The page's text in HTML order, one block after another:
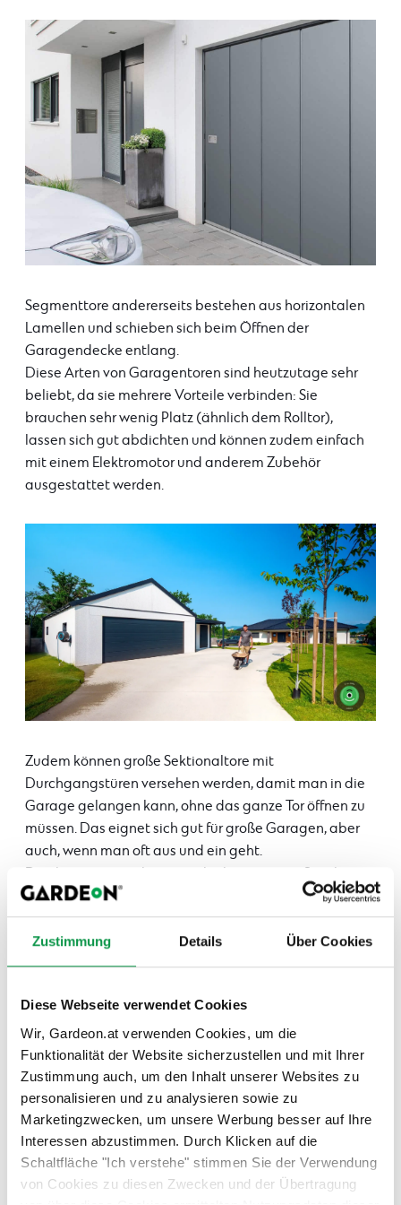
Zustimmung Details Über Cookies
Diese Webseite verwendet Cookies
Wir, Gardeon.at verwenden Cookies, um die
Funktionalität der Website sicherzustellen und mit Ihrer
Zustimmung auch, um den Inhalt unserer Websites zu
personalisieren und zu analysieren sowie zu
Marketingzwecken, um unsere Werbung besser auf Ihre
Interessen abzustimmen. Durch Klicken auf die
Schaltfläche "Ich verstehe" stimmen Sie der Verwendung
von Cookies zu diesen Zwecken und der Übertragung
Segmenttore andererseits bestehen aus horizontalen
Lamellen und schieben sich beim Öffnen der
Garagendecke entlang.
Diese Arten von Garagentoren sind heutzutage sehr
beliebt, da sie mehrere Vorteile verbinden: Sie
brauchen sehr wenig Platz (ähnlich dem Rolltor),
lassen sich gut abdichten und können zudem einfach
mit einem Elektromotor und anderem Zubehör
ausgestattet werden.
Zudem können große Sektionaltore mit
Durchgangstüren versehen werden, damit man in die
Garage gelangen kann, ohne das ganze Tor öffnen zu
müssen. Das eignet sich gut für große Garagen, aber
auch, wenn man oft aus und ein geht.
Ihre Gardeon Garage in Fertigbauweise als Werkstatt
oder Lagerraum zu verwenden. Diese Optionen sind
aber technisch etwas komplizierter zu konstruieren als
einfache Garagentore und daher auch entsprechend
Investition aber auf alle Fälle wert und wenn man sie
erst mal hat, möchte man sie nicht mehr missen.
Möglichkeiten zur Auswahl: Unser Sortiment umfasst
zwei Varianten an Sektionaltoren von Hörmann und
ein Schwingtor ebenfalls von Hörmann. Alle drei Tore
haben ein ausgezeichnetes Preis-Leistungsverhältnis.
Alle Torausführungen stehen natürlich in allen Größen